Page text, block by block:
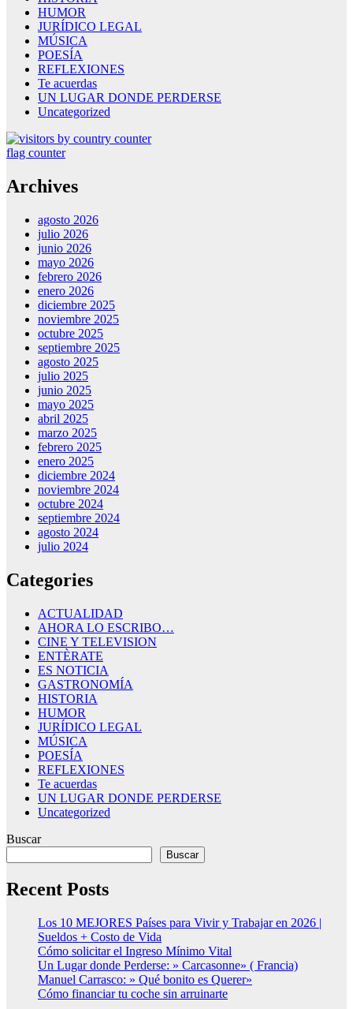
HUMOR
JURÍDICO LEGAL
MÚSICA
POESÍA
REFLEXIONES
Te acuerdas
UN LUGAR DONDE PERDERSE
Uncategorized
flag counter
Archives
agosto 2026
julio 2026
junio 2026
mayo 2026
febrero 2026
enero 2026
diciembre 2025
noviembre 2025
octubre 2025
septiembre 2025
agosto 2025
julio 2025
junio 2025
mayo 2025
abril 2025
marzo 2025
febrero 2025
enero 2025
diciembre 2024
noviembre 2024
octubre 2024
septiembre 2024
agosto 2024
julio 2024
Categories
ACTUALIDAD
AHORA LO ESCRIBO…
CINE Y TELEVISION
ENTÈRATE
ES NOTICIA
GASTRONOMÍA
HISTORIA
HUMOR
JURÍDICO LEGAL
MÚSICA
POESÍA
REFLEXIONES
Te acuerdas
UN LUGAR DONDE PERDERSE
Uncategorized
Buscar
Buscar
Recent Posts
Los 10 MEJORES Países para Vivir y Trabajar en 2026 |
Sueldos + Costo de Vida
Cómo solicitar el Ingreso Mínimo Vital
Un Lugar donde Perderse: » Carcasonne» ( Francia)
Manuel Carrasco: » Qué bonito es Querer»
Cómo financiar tu coche sin arruinarte